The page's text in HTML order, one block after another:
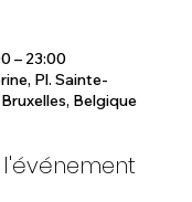
– 23:00
Pl. Sainte-
Belgique